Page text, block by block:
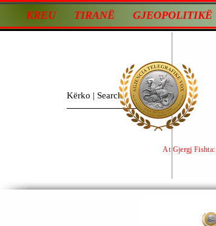
KREU TIRANË GJEOPOLITIKË
At Gjergj Fishta: